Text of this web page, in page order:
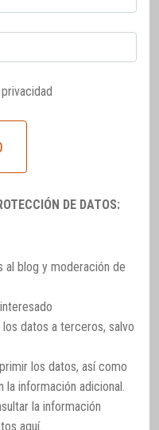
DE DATOS:
al blog y moderación de
datos a terceros, salvo
los datos, así como
información adicional.
la información
aquí.